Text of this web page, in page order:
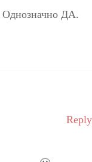
Однозначно ДА.
Reply